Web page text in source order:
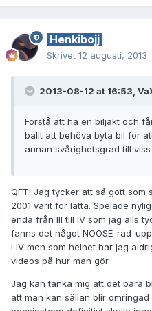
Henkibojj
Skrivet 12 augusti, 2013
2013-08-12 at 16:53,
Förstå att ha en biljakt och
ballt att behöva byta bil för
annan svårighetsgrad till viss
QFT! Jag tycker att så gott som
2001 varit för lätta. Spelade
enda från III till IV som jag alls
fanns det något NOOSE-räd-
i IV men som helhet har jag
videos på hur man gör.
Jag kan tänka mig att det bara
att man kan sällan blir